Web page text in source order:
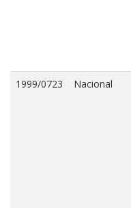
1999/0723 Nacional